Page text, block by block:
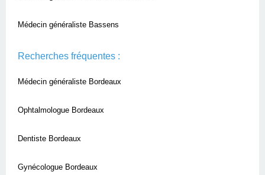
Médecin généraliste Bassens
Recherches fréquentes :
Médecin généraliste Bordeaux
Ophtalmologue Bordeaux
Dentiste Bordeaux
Gynécologue Bordeaux